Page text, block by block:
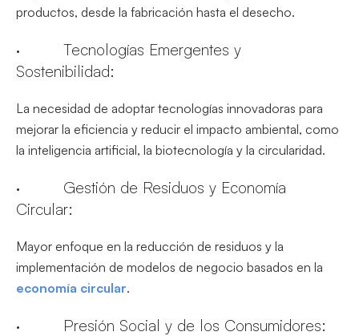
productos, desde la fabricación hasta el desecho.
· Tecnologías Emergentes y
Sostenibilidad:
La necesidad de adoptar tecnologías innovadoras para
mejorar la eficiencia y reducir el impacto ambiental, como
la inteligencia artificial, la biotecnología y la circularidad.
· Gestión de Residuos y Economía
Circular:
Mayor enfoque en la reducción de residuos y la
implementación de modelos de negocio basados en la
economía circular.
· Presión Social y de los Consumidores: